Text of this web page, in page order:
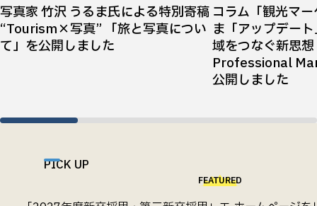
写真家 竹沢 うるま氏による特別寄稿
“Tourism×写真” 「旅と写真につい
て」を公開しました
コラム「観光マ
ま「アップデー
域をつなぐ新思
Professional
公開しました
PICK UP
FEATURED